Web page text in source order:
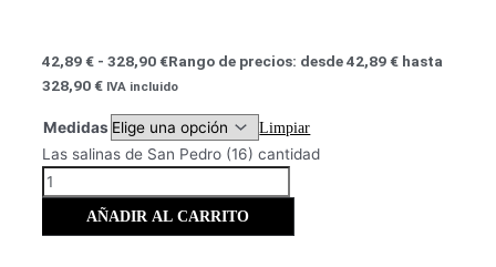
42,89€ - 328,90€Rango de precios: desde 42,89 € hasta
328,90 € IVA incluido
Medidas Limpiar
Las salinas de San Pedro (16) cantidad
AÑADIR AL CARRITO